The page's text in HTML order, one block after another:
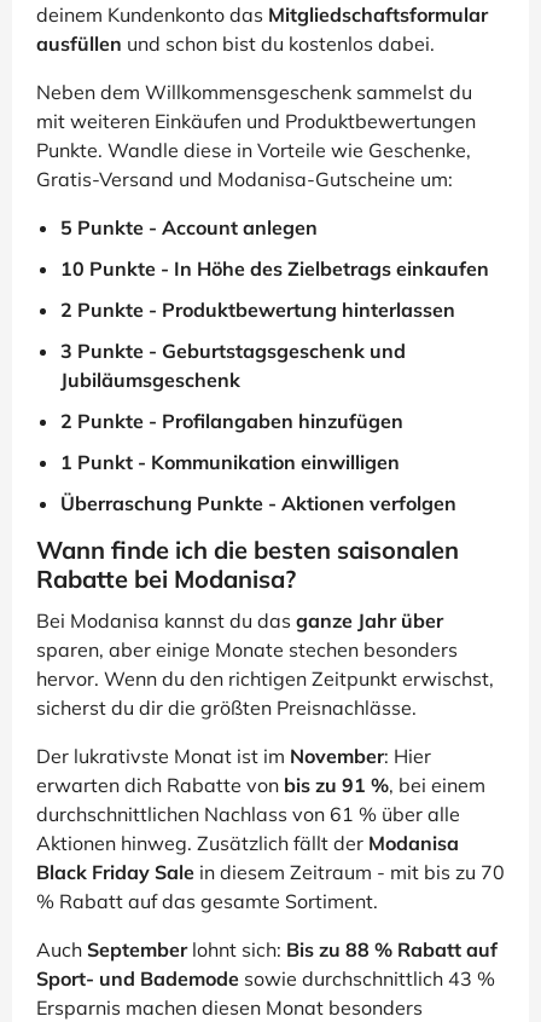
deinem Kundenkonto das Mitgliedschaftsformular
ausfüllen und schon bist du kostenlos dabei.
Neben dem Willkommensgeschenk sammelst du
mit weiteren Einkäufen und Produktbewertungen
Punkte. Wandle diese in Vorteile wie Geschenke,
Gratis-Versand und Modanisa-Gutscheine um:
5 Punkte - Account anlegen
10 Punkte - In Höhe des Zielbetrags einkaufen
2 Punkte - Produktbewertung hinterlassen
3 Punkte - Geburtstagsgeschenk und
Jubiläumsgeschenk
2 Punkte - Profilangaben hinzufügen
1 Punkt - Kommunikation einwilligen
Überraschung Punkte - Aktionen verfolgen
Wann finde ich die besten saisonalen
Rabatte bei Modanisa?
Bei Modanisa kannst du das ganze Jahr über
sparen, aber einige Monate stechen besonders
hervor. Wenn du den richtigen Zeitpunkt erwischst,
sicherst du dir die größten Preisnachlässe.
Der lukrativste Monat ist im November: Hier
erwarten dich Rabatte von bis zu 91 %, bei einem
durchschnittlichen Nachlass von 61 % über alle
Aktionen hinweg. Zusätzlich fällt der Modanisa
Black Friday Sale in diesem Zeitraum - mit bis zu 70
% Rabatt auf das gesamte Sortiment.
Auch Septemberlohnt sich: Bis zu 88 % Rabatt auf
Sport- und Bademode sowie durchschnittlich 43 %
Ersparnis machen diesen Monat besonders